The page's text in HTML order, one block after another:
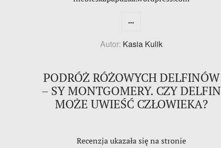
...
Autor: Kasia Kulik
PODRÓŻ RÓŻOWYCH DELFINÓW
– SY MONTGOMERY. CZY DELFIN
MOŻE UWIEŚĆ CZŁOWIEKA?
Recenzja ukazała się na stronie